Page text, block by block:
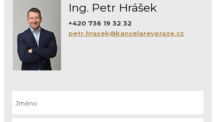
Ing. Petr Hrášek
+420 736 19 32 32
petr.hrasek@kancelarevpraze.cz